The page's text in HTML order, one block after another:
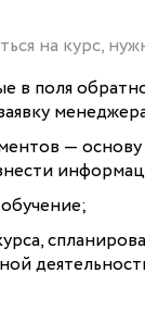
на курс,
в поля
—